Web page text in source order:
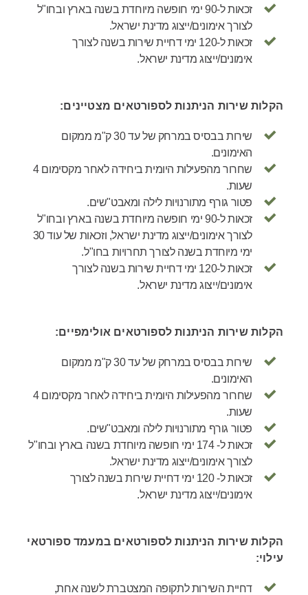
זכאות ל-90 ימי חופשה מיוחדת בשנה בארץ ובחו"ל
לצורך אימונים/ייצוג מדינת ישראל.
זכאות ל-120 ימי דחיית שירות בשנה לצורך
אימונים/ייצוג מדינת ישראל.
הקלות שירות הניתנות לספורטאים מצטיינים:
שירות בבסיס במרחק של עד 30 ק"מ ממקום
האימונים.
שחרור מהפעילות היומית ביחידה לאחר מקסימום 4
שעות.
פטור גורף מתורנויות לילה ומאבט"שים.
זכאות ל-90 ימי חופשה מיוחדת בשנה בארץ ובחו"ל
לצורך אימונים/ייצוג מדינת ישראל, וזכאות של עוד 30
ימי מיוחדת בשנה לצורך תחרויות בחו"ל.
זכאות ל-120 ימי דחיית שירות בשנה לצורך
אימונים/ייצוג מדינת ישראל.
הקלות שירות הניתנות לספורטאים אולימפיים:
שירות בבסיס במרחק של עד 30 ק"מ ממקום
האימונים.
שחרור מהפעילות היומית ביחידה לאחר מקסימום 4
שעות.
פטור גורף מתורנויות לילה ומאבט"שים.
זכאות ל- 174 ימי חופשה מיוחדת בשנה בארץ ובחו"ל
לצורך אימונים/ייצוג מדינת ישראל.
זכאות ל- 120 ימי דחיית שירות בשנה לצורך
אימונים/ייצוג מדינת ישראל.
הקלות שירות הניתנות לספורטאים במעמד ספורטאי
עילוי:
דחיית השירות לתקופה המצטברת לשנה אחת,